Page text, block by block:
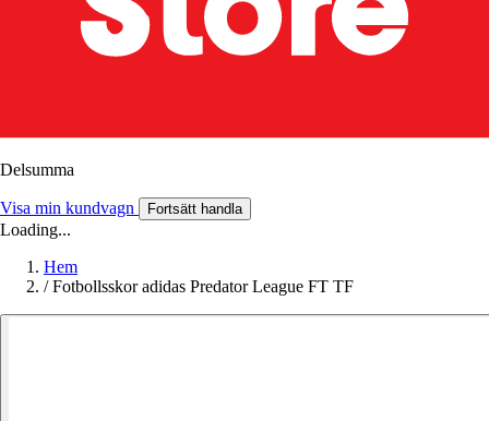
Delsumma
Visa min kundvagn Fortsätt handla
Loading...
Hem
/ Fotbollsskor adidas Predator League FT TF